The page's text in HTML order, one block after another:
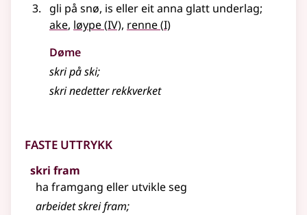
gli på snø, is ellereit anna glatt underlag;
ake, løype(4
IV), renne(1
I)
Døme
skripå ski;
skrinedetter rekkverket
Faste uttrykk
skri fram
ha framgang eller utvikle seg
arbeidet skrei fram;